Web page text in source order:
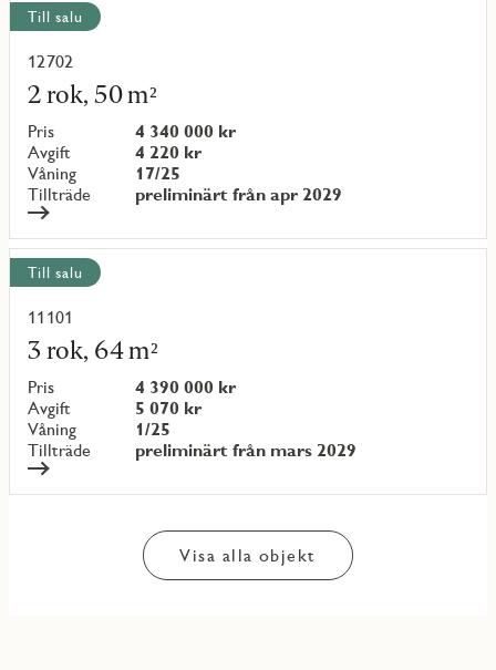
Till salu
12702
2 rok, 50 m²
Pris
4 340 000 kr
Avgift
4 220 kr
Våning
17/25
Tillträde
preliminärt från apr 2029
Läs
mer
om
objekt
{objectNumber}
Till salu
11101
3 rok, 64 m²
Pris
4 390 000 kr
Avgift
5 070 kr
Våning
1/25
Tillträde
preliminärt från mars 2029
Läs
mer
om
objekt
{objectNumber}
Visa alla objekt